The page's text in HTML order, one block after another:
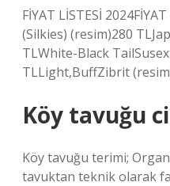
FİYAT LİSTESİ
(Silkies) (resim)280
TLWhite-Black
TLLight,BuffZibrit
Köy tavuğu
Köy tavuğu terimi;
tavuktan teknik olarak